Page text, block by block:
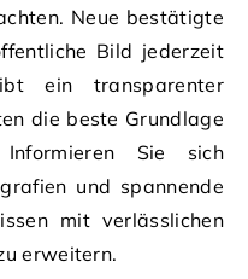
Neue bestätigte
Bild jederzeit
ein transparenter
die beste Grundlage
Sie sich
und spannende
mit verlässlichen
erweitern.